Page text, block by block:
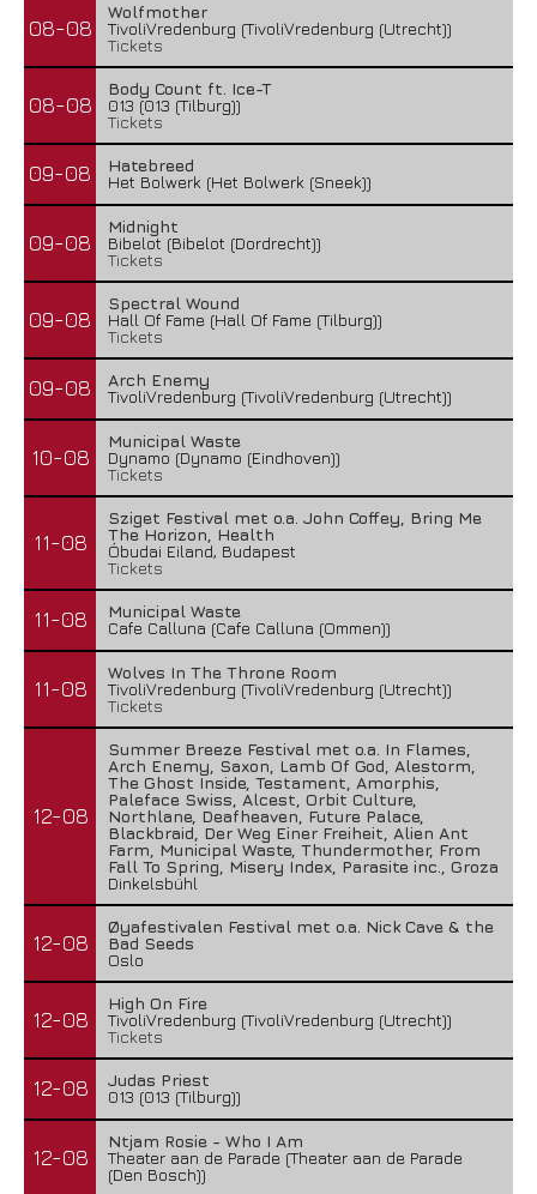
08-08
Wolfmother
TivoliVredenburg (TivoliVredenburg (Utrecht))
Tickets
08-08
Body Count ft. Ice-T
013 (013 (Tilburg))
Tickets
09-08
Hatebreed
Het Bolwerk (Het Bolwerk (Sneek))
09-08
Midnight
Bibelot (Bibelot (Dordrecht))
Tickets
09-08
Spectral Wound
Hall Of Fame (Hall Of Fame (Tilburg))
Tickets
09-08
Arch Enemy
TivoliVredenburg (TivoliVredenburg (Utrecht))
10-08
Municipal Waste
Dynamo (Dynamo (Eindhoven))
Tickets
11-08
Sziget Festival met o.a. John Coffey, Bring Me
The Horizon, Health
Óbudai Eiland, Budapest
Tickets
11-08
Municipal Waste
Cafe Calluna (Cafe Calluna (Ommen))
11-08
Wolves In The Throne Room
TivoliVredenburg (TivoliVredenburg (Utrecht))
Tickets
12-08
Summer Breeze Festival met o.a. In Flames,
Arch Enemy, Saxon, Lamb Of God, Alestorm,
The Ghost Inside, Testament, Amorphis,
Paleface Swiss, Alcest, Orbit Culture,
Northlane, Deafheaven, Future Palace,
Blackbraid, Der Weg Einer Freiheit, Alien Ant
Farm, Municipal Waste, Thundermother, From
Fall To Spring, Misery Index, Parasite inc., Groza
Dinkelsbühl
12-08
Øyafestivalen Festival met o.a. Nick Cave & the
Bad Seeds
Oslo
12-08
High On Fire
TivoliVredenburg (TivoliVredenburg (Utrecht))
Tickets
12-08
Judas Priest
013 (013 (Tilburg))
12-08
Ntjam Rosie - Who I Am
Theater aan de Parade (Theater aan de Parade
(Den Bosch))